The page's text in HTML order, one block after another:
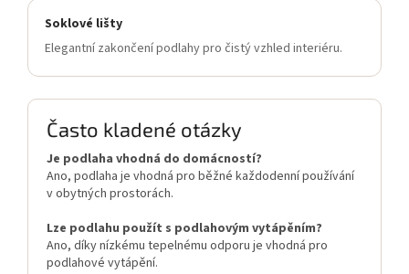
Soklové lišty
Elegantní zakončení podlahy pro čistý vzhled interiéru.
Často kladené otázky
Je podlaha vhodná do domácností?
Ano, podlaha je vhodná pro běžné každodenní používání
v obytných prostorách.
Lze podlahu použít s podlahovým vytápěním?
Ano, díky nízkému tepelnému odporu je vhodná pro
podlahové vytápění.